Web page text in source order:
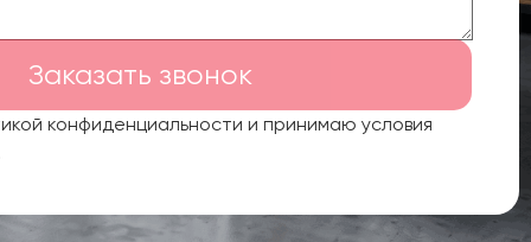
Заказать звонок
конфиденциальности и принимаю условия